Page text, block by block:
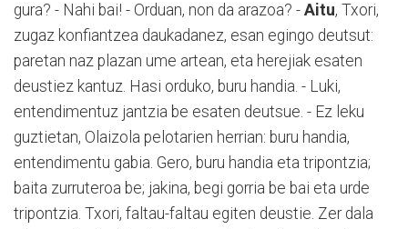
gura? - Nahi bai! - Orduan, non da arazoa? - Aitu, Txori,
zugaz konfiantzea daukadanez, esan egingo deutsut:
paretan naz plazan ume artean, eta herejiak esaten
deustiez kantuz. Hasi orduko, buru handia. - Luki,
entendimentuz jantzia be esaten deutsue. - Ez leku
guztietan, Olaizola pelotarien herrian: buru handia,
entendimentu gabia. Gero, buru handia eta tripontzia;
baita zurruteroa be; jakina, begi gorria be bai eta urde
tripontzia. Txori, faltau-faltau egiten deustie. Zer dala